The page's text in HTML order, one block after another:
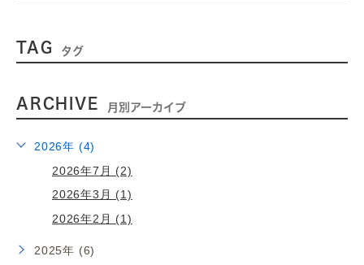
TAG タグ
ARCHIVE 月別アーカイブ
2026年 (4)
2026年7月 (2)
2026年3月 (1)
2026年2月 (1)
2025年 (6)